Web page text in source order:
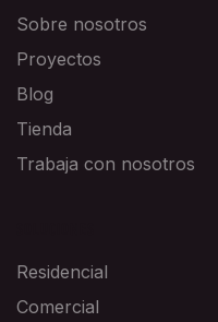
Sobre nosotros
Proyectos
Blog
Tienda
Trabaja con nosotros
Residencial
Comercial